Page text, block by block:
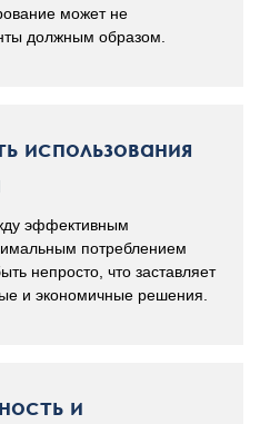
может не
должным образом.
использования
эффективным
потреблением
непросто, что заставляет
и экономичные решения.
и